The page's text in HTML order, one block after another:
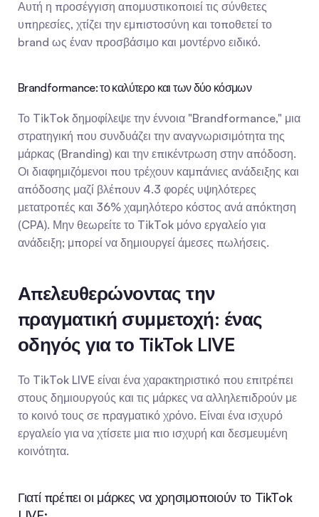
Αυτή η προσέγγιση απομυστικοποιεί τις σύνθετες
υπηρεσίες, χτίζει την εμπιστοσύνη και τοποθετεί το
brand ως έναν προσβάσιμο και μοντέρνο ειδικό.
Brandformance: το καλύτερο και των δύο κόσμων
Το TikTok δημοφίλεψε την έννοια "Brandformance," μια
στρατηγική που συνδυάζει την αναγνωρισιμότητα της
μάρκας (Branding) και την επικέντρωση στην απόδοση.
Οι διαφημιζόμενοι που τρέχουν καμπάνιες ανάδειξης και
απόδοσης μαζί βλέπουν 4.3 φορές υψηλότερες
μετατροπές και 36% χαμηλότερο κόστος ανά απόκτηση
(CPA). Μην θεωρείτε το TikTok μόνο εργαλείο για
ανάδειξη; μπορεί να δημιουργεί άμεσες πωλήσεις.
Απελευθερώνοντας την
πραγματική συμμετοχή: ένας
οδηγός για το TikTok LIVE
Το TikTok LIVE είναι ένα χαρακτηριστικό που επιτρέπει
στους δημιουργούς και τις μάρκες να αλληλεπιδρούν με
το κοινό τους σε πραγματικό χρόνο. Είναι ένα ισχυρό
εργαλείο για να χτίσετε μια πιο ισχυρή και δεσμευμένη
κοινότητα.
Γιατί πρέπει οι μάρκες να χρησιμοποιούν το TikTok